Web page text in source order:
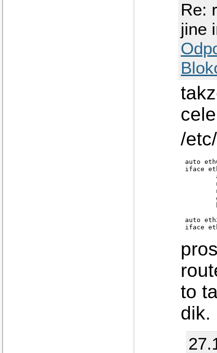
Re:
jine
/
auto
iface
auto
iface
up ip
to
dik.